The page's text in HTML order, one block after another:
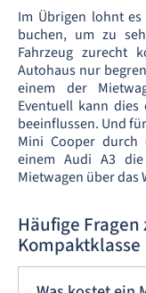
Im Übrigen lohnt
buchen, um zu
Fahrzeug zurecht
Autohaus nur
einem der
Eventuell kann
beeinflussen. Und
Mini Cooper
einem Audi A3
Mietwagen über das
Häufige
Kompaktklasse